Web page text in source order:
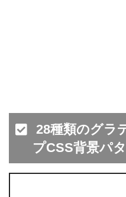
28種類のグラ
プCSS背景パ